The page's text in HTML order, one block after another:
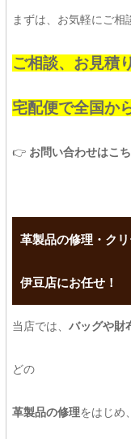
まずは、お気軽にご相
ご相談、お見積
宅配便で全国か
👉 お問い合わせはこ
革製品の修理・ク
伊豆店にお任せ！
当店では、 バッグや財
どの
革製品の修理をはじめ、